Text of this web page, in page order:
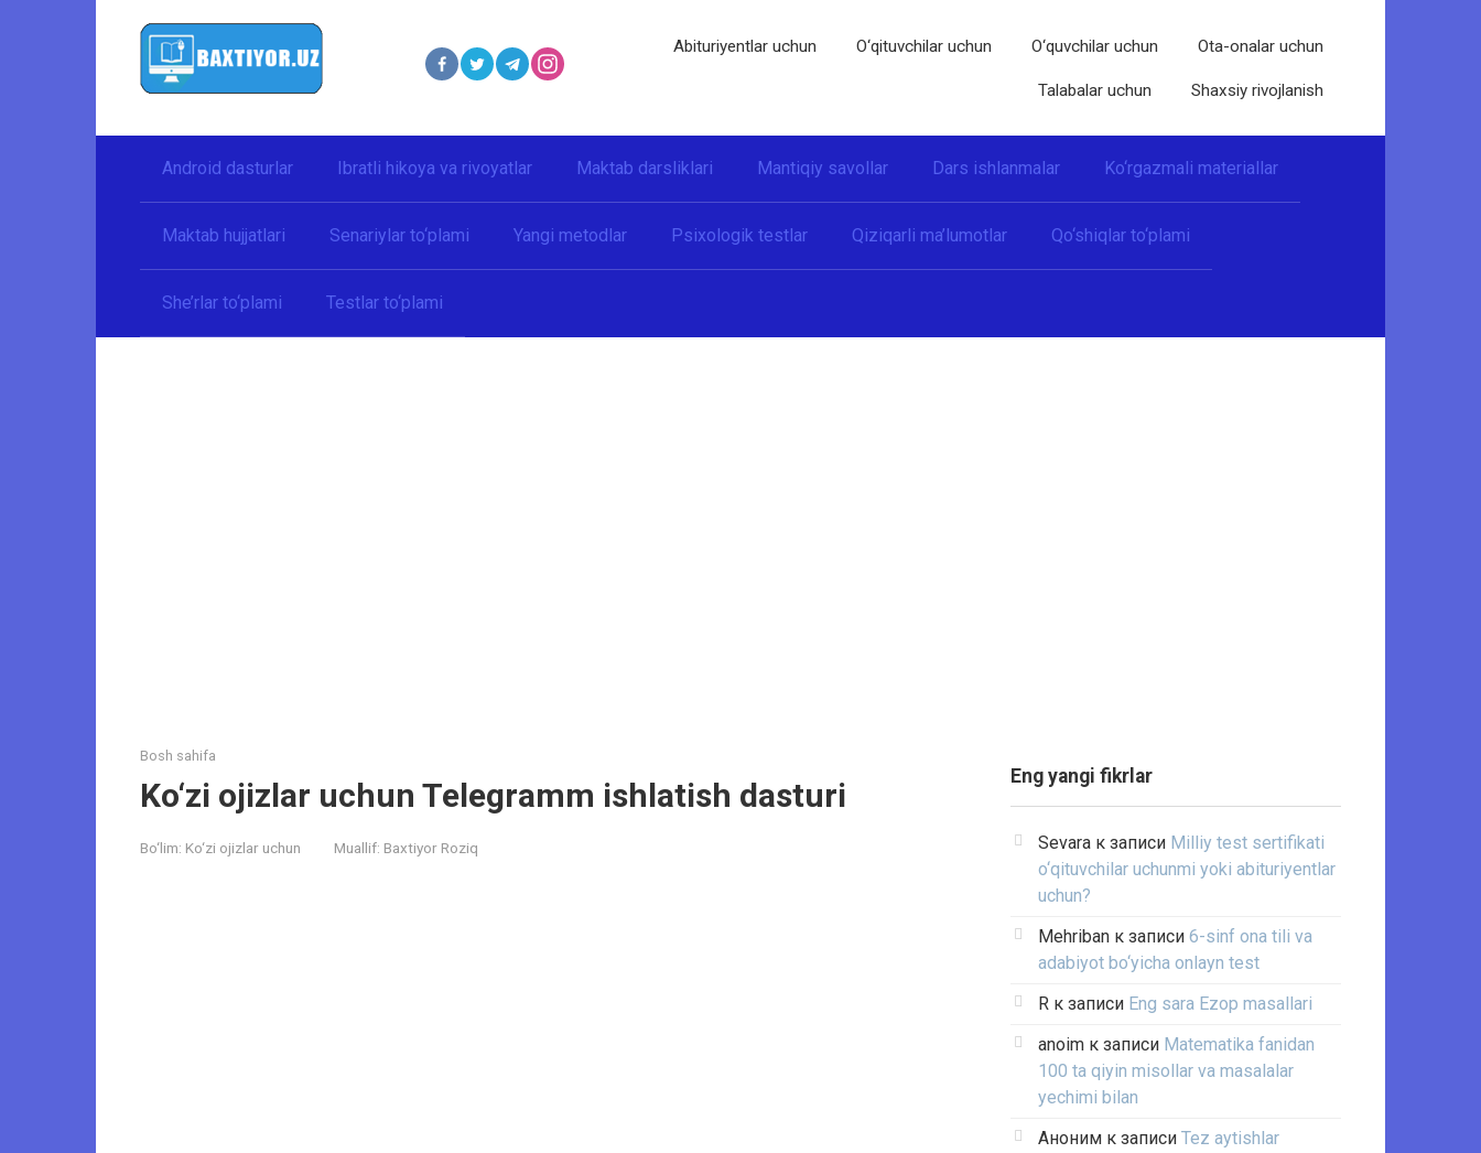
Abituriyentlar uchun O‘qituvchilar uchun O‘quvchilar uchun Ota-onalar uchun
Talabalar uchun Shaxsiy rivojlanish
Android dasturlar Ibratli hikoya va rivoyatlar Maktab darsliklari Mantiqiy savollar Dars ishlanmalar Ko‘rgazmali materiallar
Maktab hujjatlari Senariylar to‘plami Yangi metodlar Psixologik testlar Qiziqarli ma’lumotlar Qo‘shiqlar to‘plami
She’rlar to‘plami Testlar to‘plami
Bosh sahifa
Ko‘zi ojizlar uchun Telegramm ishlatish dasturi
Bo‘lim: Ko‘zi ojizlar uchun Muallif: Baxtiyor Roziq
Eng yangi fikrlar
Sevara к записи Milliy test sertifikati
o‘qituvchilar uchunmi yoki abituriyentlar
uchun?
Mehriban к записи 6-sinf ona tili va
adabiyot bo‘yicha onlayn test
R к записи Eng sara Ezop masallari
anoim к записи Matematika fanidan
100 ta qiyin misollar va masalalar
yechimi bilan
Аноним к записи Tez aytishlar